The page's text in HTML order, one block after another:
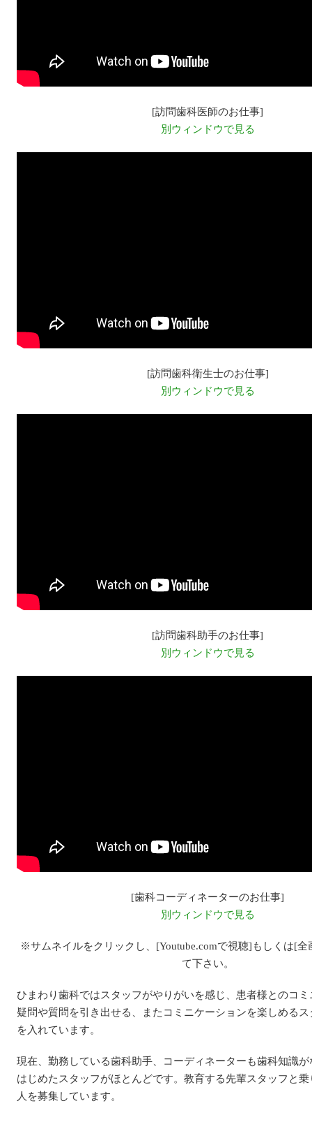
[訪問歯科医師のお仕事]
別ウィンドウで見る
[訪問歯科衛生士のお仕事]
別ウィンドウで見る
[訪問歯科助手のお仕事]
別ウィンドウで見る
[歯科コーディネーターのお仕事]
別ウィンドウで見る
※サムネイルをクリックし、[Youtube.comで視聴]もしくは[全
て下さい。
ひまわり歯科ではスタッフがやりがいを感じ、患者様とのコ
疑問や質問を引き出せる、またコミニケーションを楽しめる
を入れています。
現在、勤務している歯科助手、コーディネーターも歯科知識
はじめたスタッフがほとんどです。教育する先輩スタッフと
人を募集しています。